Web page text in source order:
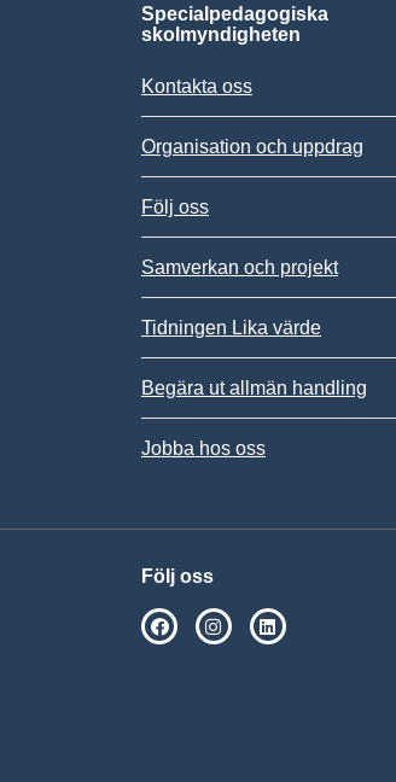
Specialpedagogiska
skolmyndigheten
Kontakta oss
Organisation och uppdrag
Följ oss
Samverkan och projekt
Tidningen Lika värde
Begära ut allmän handling
Jobba hos oss
Följ oss
SPSM på Facebook
SPSM på Instagram